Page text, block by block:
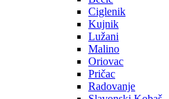
Ciglenik
Kujnik
Lužani
Malino
Oriovac
Pričac
Radovanje